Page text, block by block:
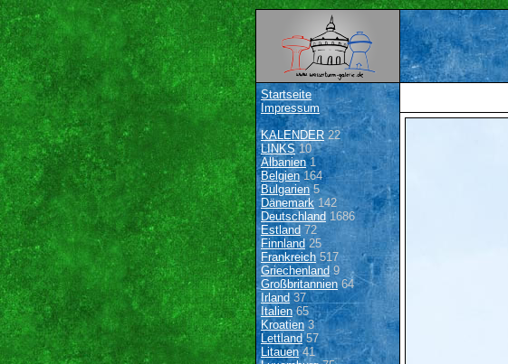
Startseite
Impressum
KALENDER22
LINKS10
Albanien1
Belgien164
Bulgarien 5
Dänemark142
Deutschland 1686
Estland 72
Finnland 25
Frankreich517
Griechenland9
Großbritannien64
Irland 37
Italien65
Kroatien3
Lettland57
Litauen41